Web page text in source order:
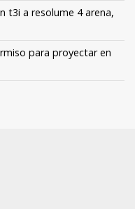
t3i a resolume 4 arena,
para proyectar en